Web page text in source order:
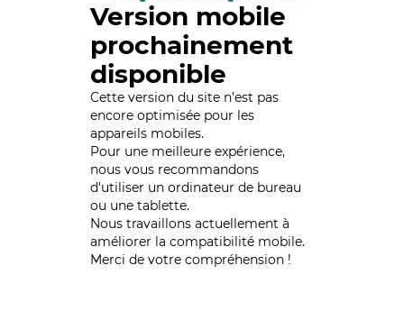
Version mobile
prochainement
disponible
Cette version du site n’est pas
encore optimisée pour les
appareils mobiles.
Pour une meilleure expérience,
nous vous recommandons
d'utiliser un ordinateur de bureau
ou une tablette.
Nous travaillons actuellement à
améliorer la compatibilité mobile.
Merci de votre compréhension !